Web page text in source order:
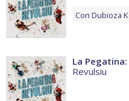
Con Dubioza
La
Revulsiu